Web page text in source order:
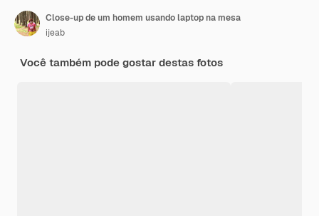
Close-up de um homem usando laptop na mesa
ijeab
Você também pode gostar destas fotos